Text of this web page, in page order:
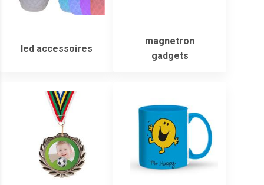
led accessoires
magnetron
gadgets